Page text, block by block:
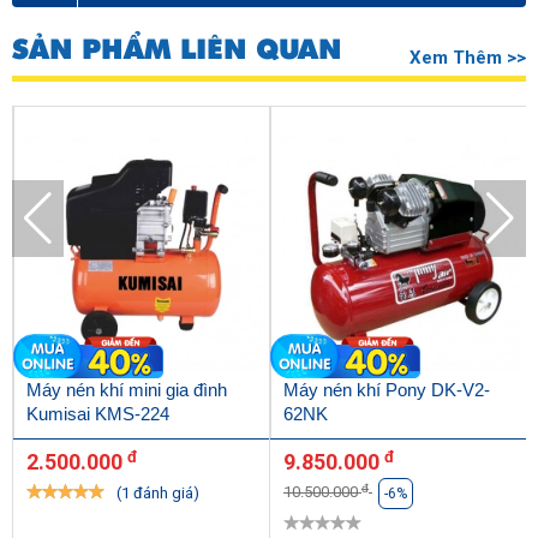
Vệ sinh, bảo dưỡng máy nén khí Palada PA – 750300 thường
xuyên
- Lắp đặt và vận hành thực hiện theo đúng trình tự của đơn vị
sản xuất đưa ra.
- Đặt máy ở các không gian bằng phẳng, ít bụi bẩn, tránh nơi có
SẢN PHẨM LIÊN QUAN Xem Thêm >>
Máy nén khí mini gia đình
Kumisai KMS-224
2.500.000 đ
(1 đánh giá)
Máy nén khí Pony DK-V2-
62NK
9.850.000 đ
10.500.000đ -6%